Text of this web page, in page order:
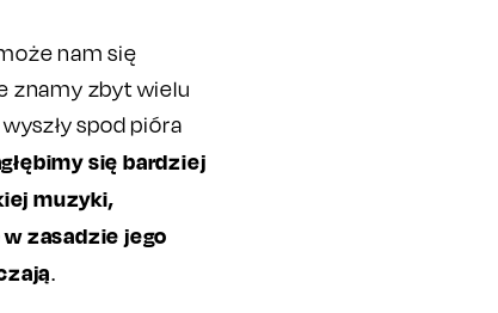
nam się
znamy zbyt wielu
spod pióra
się bardziej
muzyki,
zasadzie jego
.